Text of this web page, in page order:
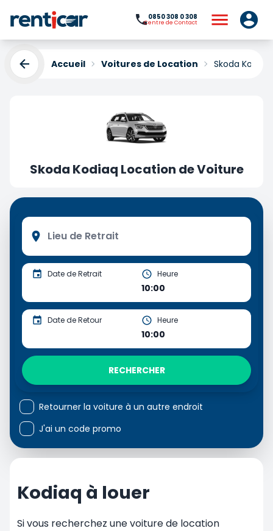
0850 308 0 308
Centre de Contact
Accueil Voitures de Location Skoda
Skoda Kodiaq Location de Voiture
Date de Retrait Heure
10:00
Date de Retour Heure
10:00
RECHERCHER
Retourner la voiture à un autre endroit
J'ai un code promo
Kodiaq à louer
Si vous recherchez une voiture de location